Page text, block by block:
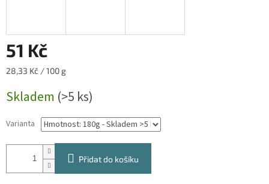
51 Kč
Měrná
28,33 Kč / 100 g
Skladem (>5 ks)
Varianta
Přidat do košíku